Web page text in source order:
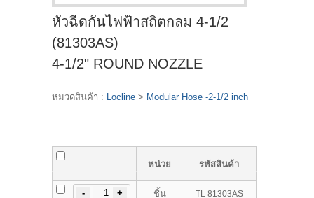
หัวฉีดกันไฟฟ้าสถิตกลม 4-1/2
(81303AS)
4-1/2" ROUND NOZZLE
หมวดสินค้า : Locline > Modular Hose -2-1/2 inch
หน่วย รหัสสินค้า
ชิ้น TL 81303AS
-